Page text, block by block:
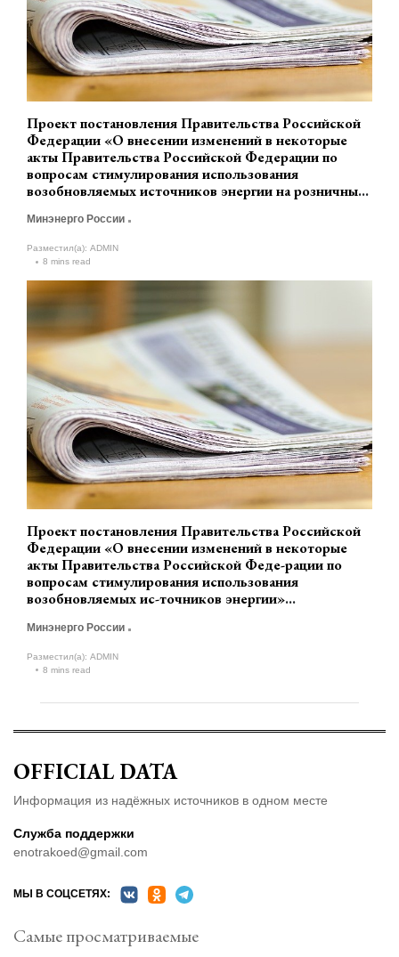
Проект постановления Правительства Российской
Федерации «О внесении изменений в некоторые
акты Правительства Российской Федерации по
вопросам стимулирования использования
возобновляемых источников энергии на розничных
Минэнерго России)
Минэнерго России
Разместил(а): ADMIN
8 mins read
Проект постановления Правительства Российской
Федерации «О внесении изменений в некоторые
акты Правительства Российской Феде-рации по
вопросам стимулирования использования
возобновляемых ис-точников энергии»
Минэнерго России
Разместил(а): ADMIN
8 mins read
OFFICIAL DATA
Информация из надёжных источников в одном месте
Служба поддержки
enotrakoed@gmail.com
МЫ В СОЦСЕТЯХ:
Самые просматриваемые